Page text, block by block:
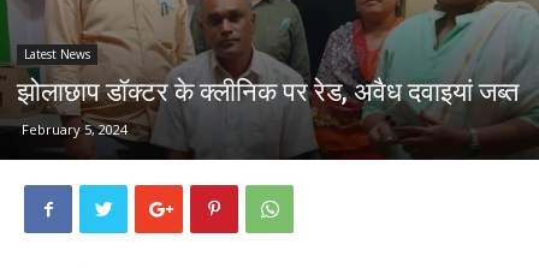
Latest News
झोलाछाप डॉक्टर के क्लीनिक पर रेड, अवैध दवाइयां जब्त
February 5, 2024